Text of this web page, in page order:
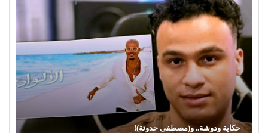
حكاية ودوشة.. و(مصطفى حدوتة)!